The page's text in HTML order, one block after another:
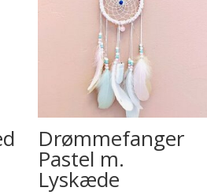
Drømmefanger
Pastel m.
Lyskæde